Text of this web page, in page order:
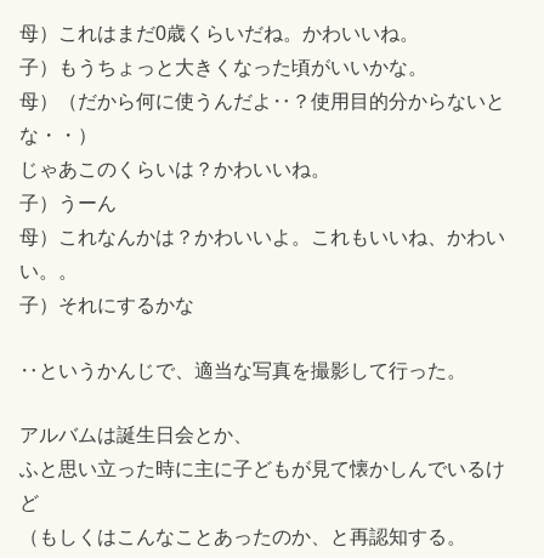
母）これはまだ0歳くらいだね。かわいいね。
子）もうちょっと大きくなった頃がいいかな。
母）（だから何に使うんだよ‥？使用目的分からないと
な・・）
じゃあこのくらいは？かわいいね。
子）うーん
母）これなんかは？かわいいよ。これもいいね、かわい
い。。
子）それにするかな
‥というかんじで、適当な写真を撮影して行った。
アルバムは誕生日会とか、
ふと思い立った時に主に子どもが見て懐かしんでいるけ
ど
（もしくはこんなことあったのか、と再認知する。